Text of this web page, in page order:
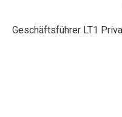
Geschäftsführer LT1